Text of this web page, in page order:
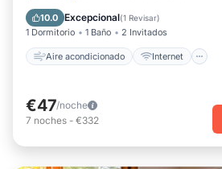
10.0 Excepcional(1 Revisar)
1 Dormitorio 1 Baño 2 Invitados
Aire acondicionado Internet
Apto para niños
€47/noche
7 noches - €332